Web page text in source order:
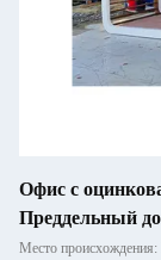
Офис с
Преддельный
Место